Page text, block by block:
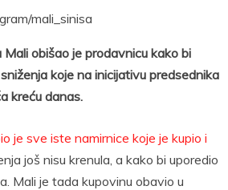
mali_sinisa
obišao je prodavnicu kako bi
koje na inicijativu predsednika
kreću danas.
je sve iste namirnice koje je kupio i
još nisu krenula, a kako bi uporedio
Mali je tada kupovinu obavio u